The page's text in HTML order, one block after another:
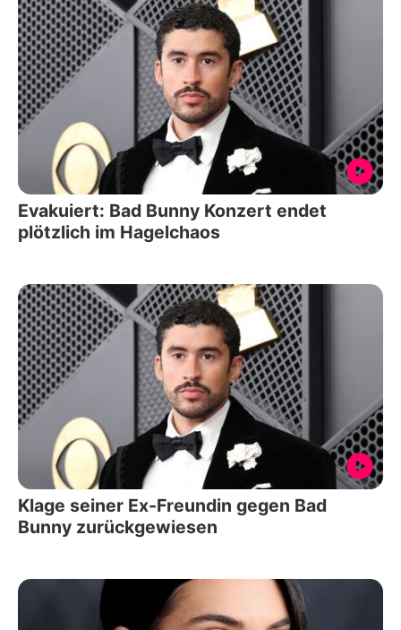
Evakuiert: Bad Bunny Konzert endet
plötzlich im Hagelchaos
Klage seiner Ex-Freundin gegen Bad
Bunny zurückgewiesen